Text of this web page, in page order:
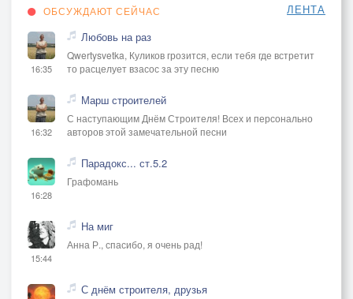
ОБСУЖДАЮТ СЕЙЧАС ЛЕНТА
16:35
Любовь на раз
Qwertysvetka, Куликов грозится, если тебя где встретит
то расцелует взасос за эту песню
16:32
Марш строителей
С наступающим Днём Строителя! Всех и персонально
авторов этой замечательной песни
16:28
Парадокс... ст.5.2
Графомань
15:44
На миг
Анна Р., спасибо, я очень рад!
С днём строителя, друзья